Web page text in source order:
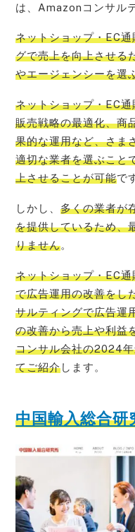
は、Amazonコンサル
ネットショップ・EC
グで売上を向上させる
やエージェンシーを選
ネットショップ・EC
販売戦略の最適化、商
果的な運用など、さま
適切な業者を選ぶこと
上させることが可能で
しかし、多くの業者が
を提供しているため、
りません。
ネットショップ・EC
で広告運用の改善をし
サルティングで広告運
の改善から売上や利益
コンサル会社の2024
てご紹介します。
中国輸入総合研